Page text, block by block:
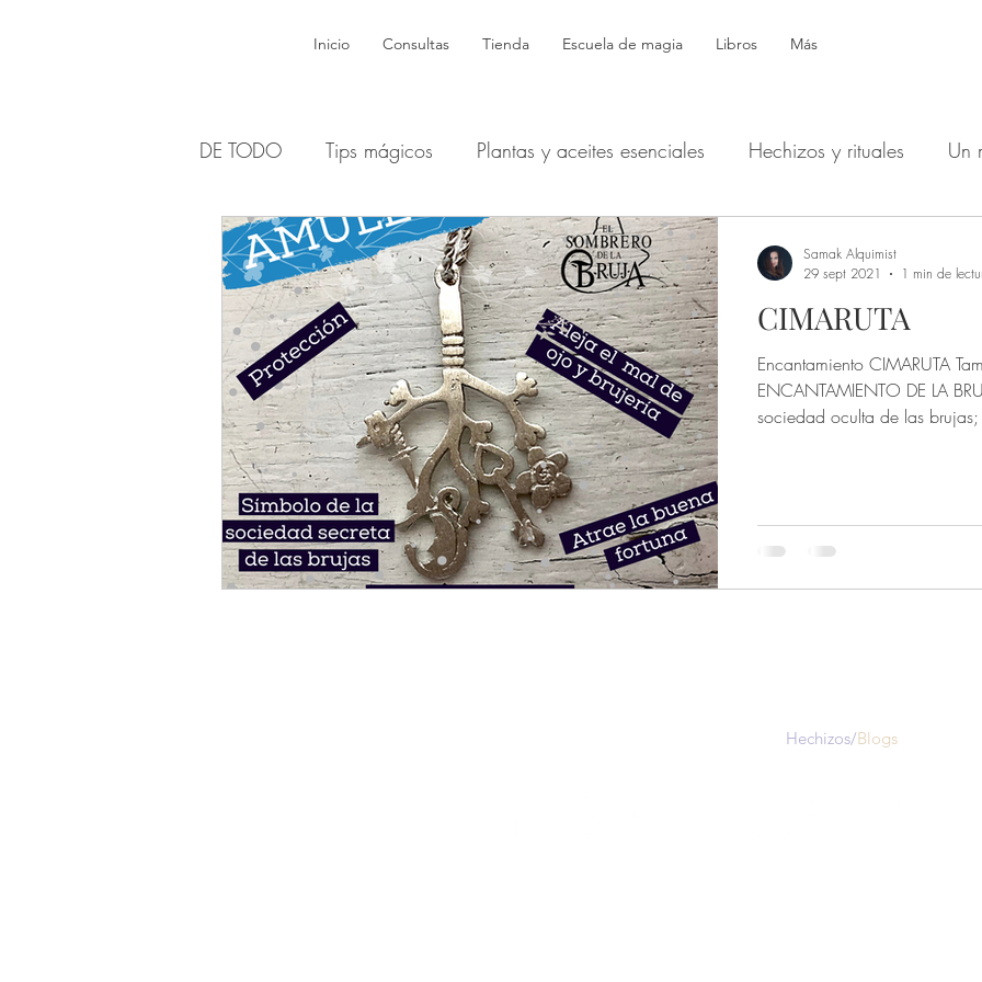
Inicio Consultas Tienda Escuela de magia Libros Más
DE TODO Tips mágicos Plantas y aceites esenciales Hechizos y rituales Un
Brujas y dones Wicca Símbolos Productos mágicos
Dioses y Diosas Sagradas Hécate: Devocionales Defensa - Protección - Espíritus
Sabats y Esbats - Lunas Hechizos de dinero y buena suerte Tarot y Oráculos
Numerología Opiniones de una bruja Ocultismo y Alquimia
Códex Grimorio Adivinación Dones
CIMARUTA
Encantamiento CIMARUTA
ENCANTAMIENTO DE LA
sociedad oculta de las
Samak Alquimist
29 sept 2021
1 min de
Hechizos/Blogs